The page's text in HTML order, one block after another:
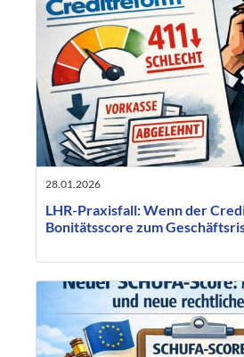
28.01.2026
LHR-Praxisfall: Wenn der
Bonitätsscore zum